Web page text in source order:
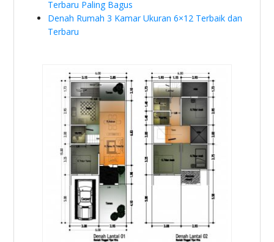
Terbaru Paling Bagus
Denah Rumah 3 Kamar Ukuran 6×12 Terbaik dan
Terbaru